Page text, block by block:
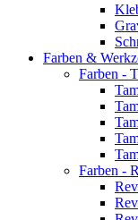
Farben &
Farben -
Farben -